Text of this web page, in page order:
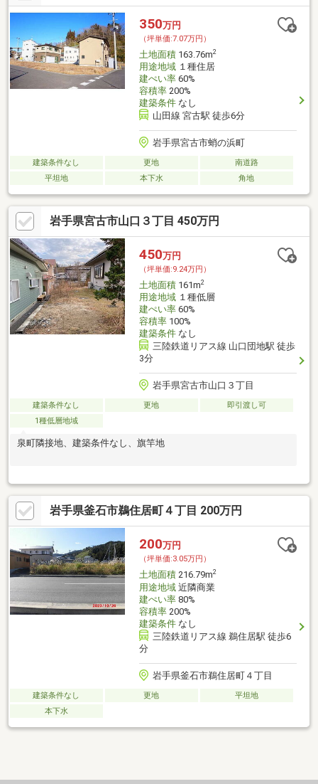
350万円
（坪単価:7.07万円）
土地面積163.76m2
用途地域１種住居
建ぺい率60%
容積率200%
建築条件なし
山田線 宮古駅 徒歩6分
岩手県宮古市蛸の浜町
建築条件なし 更地
南道路
平坦地
本下水 角地
岩手県宮古市山口３丁目 450万円
450万円
（坪単価:9.24万円）
土地面積161m2
用途地域１種低層
建ぺい率60%
容積率100%
建築条件なし
三陸鉄道リアス線 山口団地駅 徒歩
3分
岩手県宮古市山口３丁目
建築条件なし 更地
即引渡し可
1種低層地域
泉町隣接地、建築条件なし、旗竿地
岩手県釜石市鵜住居町４丁目 200万円
200万円
（坪単価:3.05万円）
土地面積216.79m2
用途地域近隣商業
建ぺい率80%
容積率200%
建築条件なし
三陸鉄道リアス線 鵜住居駅 徒歩6
分
岩手県釜石市鵜住居町４丁目
建築条件なし 更地
平坦地
本下水